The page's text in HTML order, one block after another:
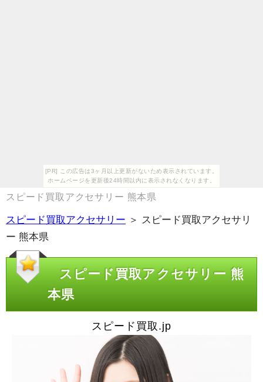
[PR] この広告は3ヶ月以上更新がないため表示されています。
ホームページを更新後24時間以内に表示されなくなります。
スピード買取アクセサリー 熊本県
スピード買取アクセサリー ＞ スピード買取アクセサリ
ー 熊本県
スピード買取アクセサリー 熊
本県
スピード買取.jp